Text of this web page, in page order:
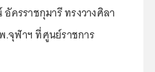
ครราชกุมารี ทรงวางศิลา
จุฬาฯ ที่ศูนย์ราชการ